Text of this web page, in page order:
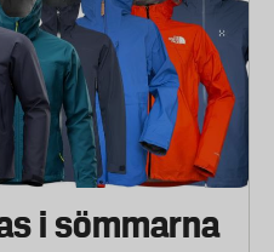
50 grader Celsius.
ligger till grund för
av resultatet från
matrest/fläck.
i testet har
i sömmarna